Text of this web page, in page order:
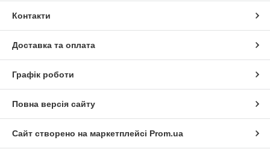
Контакти
Доставка та оплата
Графік роботи
Повна версія сайту
Сайт створено на маркетплейсі Prom.ua